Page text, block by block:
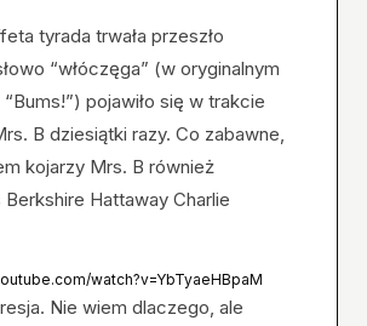
tyrada trwała przeszło
“włóczęga” (w oryginalnym
pojawiło się w trakcie
B dziesiątki razy. Co zabawne,
kojarzy Mrs. B również
Hattaway Charlie
watch?v=YbTyaeHBpaM
Nie wiem dlaczego, ale